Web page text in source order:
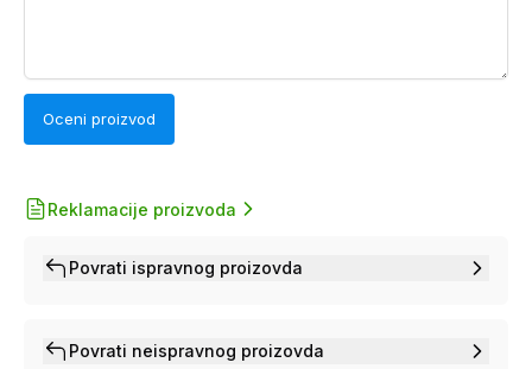
Oceni proizvod
Reklamacije proizvoda
Povrati ispravnog proizovda
Povrati neispravnog proizovda